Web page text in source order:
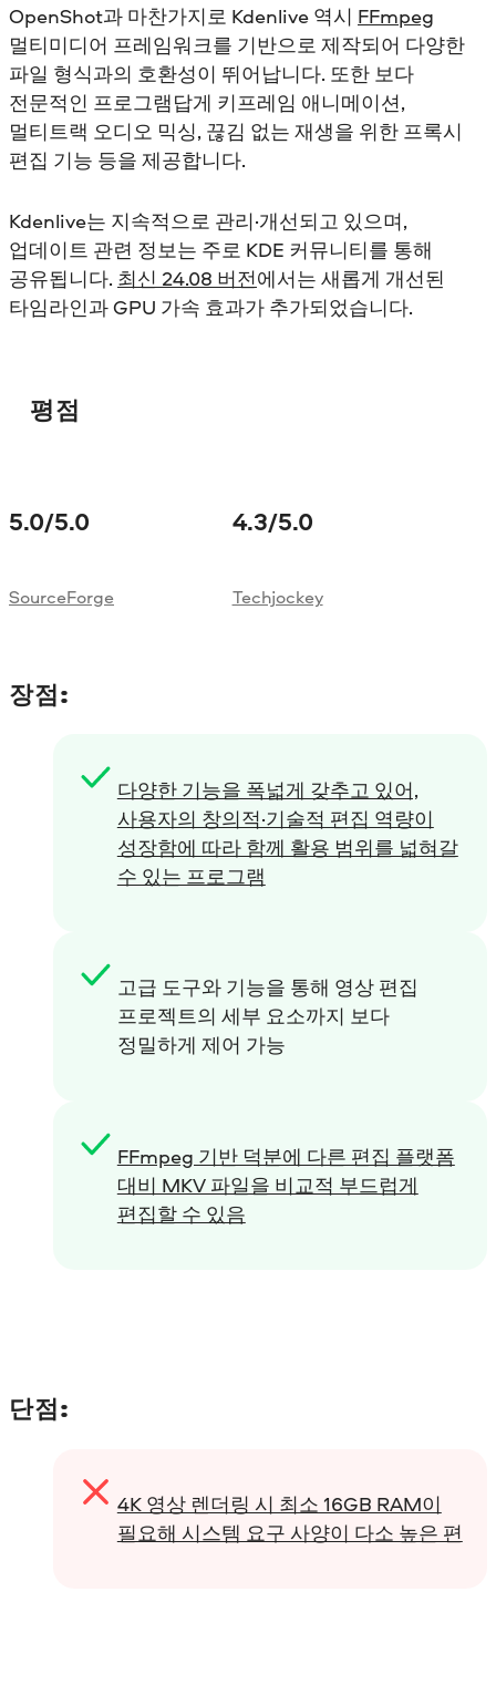
OpenShot과 마찬가지로 Kdenlive 역시 FFmpeg
멀티미디어 프레임워크를 기반으로 제작되어 다양한
파일 형식과의 호환성이 뛰어납니다. 또한 보다
전문적인 프로그램답게 키프레임 애니메이션,
멀티트랙 오디오 믹싱, 끊김 없는 재생을 위한 프록시
편집 기능 등을 제공합니다.
Kdenlive는 지속적으로 관리·개선되고 있으며,
업데이트 관련 정보는 주로 KDE 커뮤니티를 통해
공유됩니다. 최신 24.08 버전에서는 새롭게 개선된
타임라인과 GPU 가속 효과가 추가되었습니다.
평점
5.0/5.0
SourceForge
4.3/5.0
Techjockey
장점:
다양한 기능을 폭넓게 갖추고 있어,
사용자의 창의적·기술적 편집 역량이
성장함에 따라 함께 활용 범위를 넓혀갈
수 있는 프로그램
고급 도구와 기능을 통해 영상 편집
프로젝트의 세부 요소까지 보다
정밀하게 제어 가능
FFmpeg 기반 덕분에 다른 편집 플랫폼
대비 MKV 파일을 비교적 부드럽게
편집할 수 있음
단점:
4K 영상 렌더링 시 최소 16GB RAM이
필요해 시스템 요구 사양이 다소 높은 편